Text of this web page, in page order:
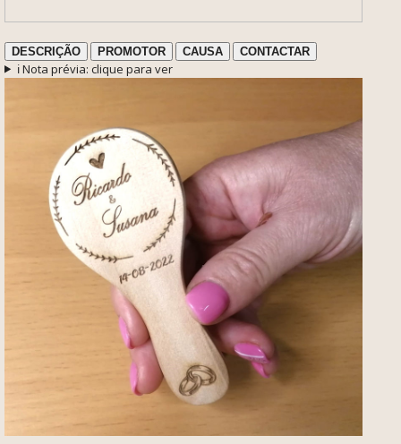
DESCRIÇÃO PROMOTOR CAUSA CONTACTAR
ℹ️ Nota prévia: clique para ver